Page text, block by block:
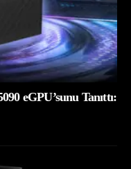
eGPU’sunu Tanıttı: